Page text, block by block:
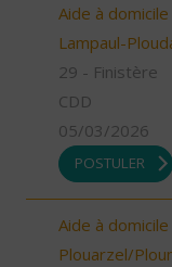
Aide à
Lampaul-
29 - Finistère
CDD
05/03/2026
POSTULER
Aide à
Plouarzel/